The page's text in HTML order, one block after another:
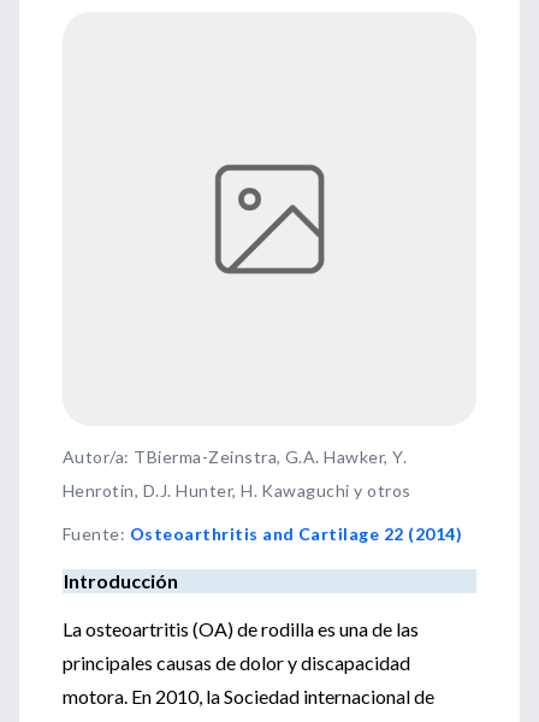
Autor/a: TBierma-Zeinstra, G.A. Hawker, Y.
Henrotin, D.J. Hunter, H. Kawaguchi y otros
Fuente: Osteoarthritis and Cartilage 22 (2014)
Introducción
La osteoartritis (OA) de rodilla es una de las
principales causas de dolor y discapacidad
motora. En 2010, la Sociedad internacional de